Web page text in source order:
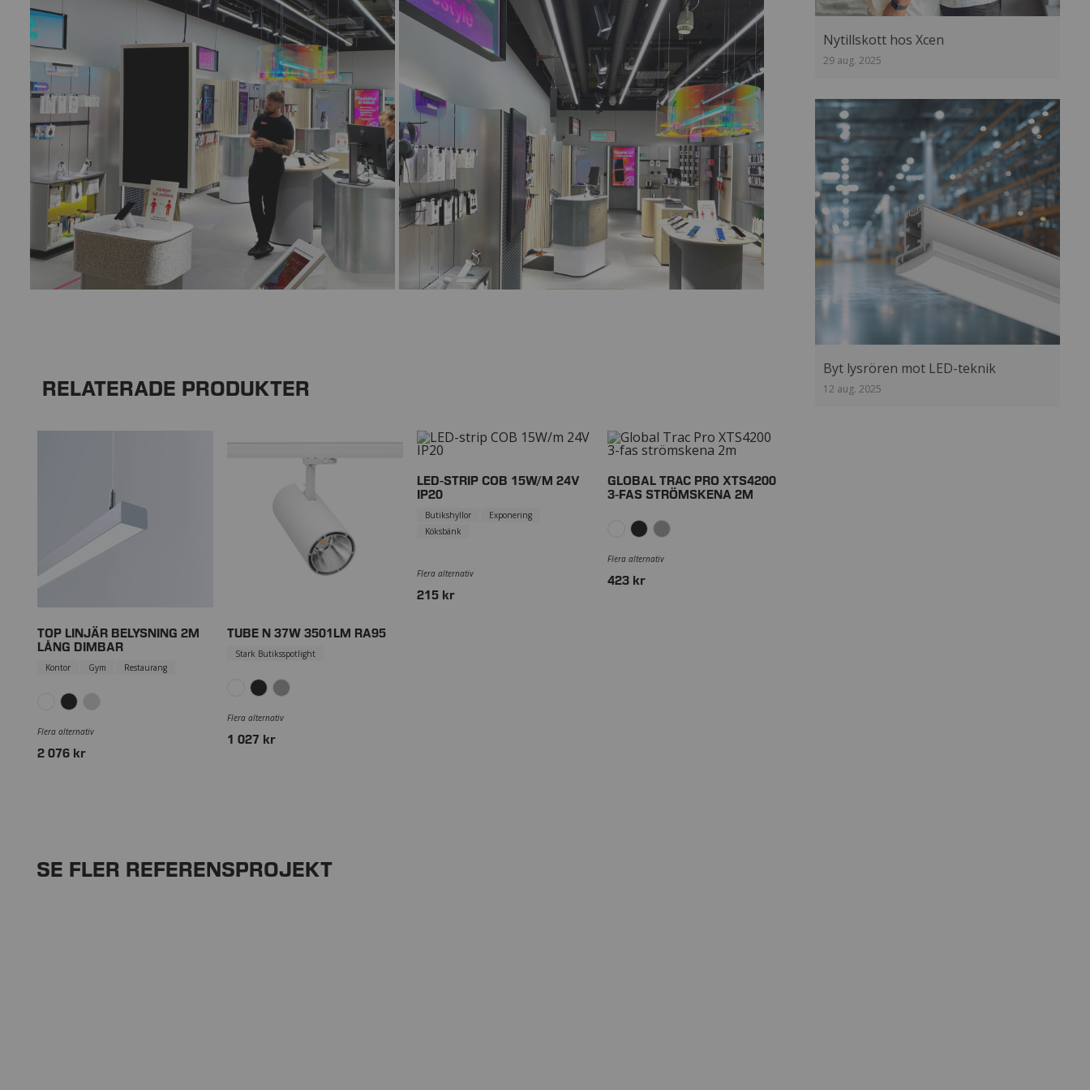
RELATERADE PRODUKTER
TOP LINJÄR BELYSNING 2M
LÅNG DIMBAR
Kontor Gym Restaurang
Flera alternativ
2 076 kr
TUBE N 37W 3501LM RA95
Stark Butiksspotlight
Flera alternativ
1 027 kr
LED-STRIP COB 15W/M 24V
IP20
Butikshyllor
Exponering
Köksbänk
Flera alternativ
215 kr
GLOBAL TRAC PRO XTS4200
3-FAS STRÖMSKENA 2M
Flera alternativ
423 kr
SE FLER REFERENSPROJEKT
Nytillskott hos Xcen
29 aug. 2025
Byt lysrören mot LED-teknik
12 aug. 2025